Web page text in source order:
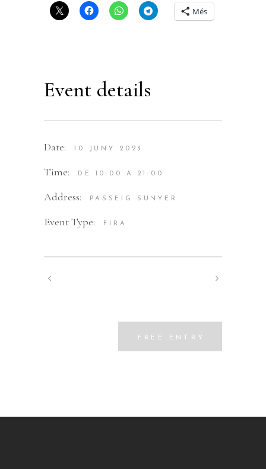
Més
Event details
Date: 10 JUNY 2023.
Time: DE 10:00 A 21:00
Address: PASSEIG SUNYER
Event Type: FIRA
FREE ENTRY